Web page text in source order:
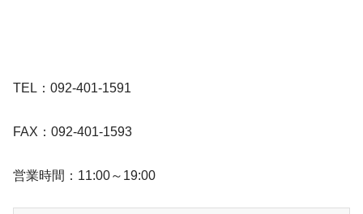
TEL：092-401-1591
FAX：092-401-1593
営業時間：11:00～19:00